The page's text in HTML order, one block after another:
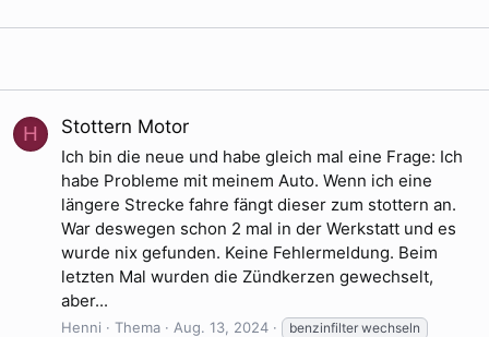
H Stottern Motor
Ich bin die neue und habe gleich mal eine Frage: Ich
habe Probleme mit meinem Auto. Wenn ich eine
längere Strecke fahre fängt dieser zum stottern an.
War deswegen schon 2 mal in der Werkstatt und es
wurde nix gefunden. Keine Fehlermeldung. Beim
letzten Mal wurden die Zündkerzen gewechselt,
aber...
Henni Thema Aug. 13, 2024
benzinfilter wechseln